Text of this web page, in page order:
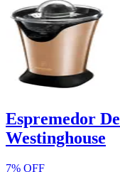
Espremedor
Westinghouse
7% OFF